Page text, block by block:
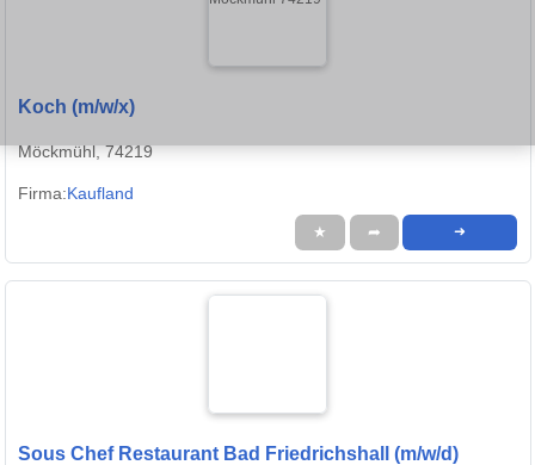
Koch (m/w/x)
Möckmühl, 74219
Firma:Kaufland
★ ➦ ➜
Sous Chef Restaurant Bad Friedrichshall (m/w/d)